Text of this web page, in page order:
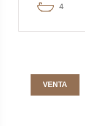
4
VENTA